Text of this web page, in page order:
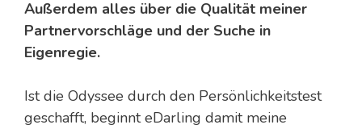
Außerdem alles über die Qualität meiner
Partnervorschläge und der Suche in
Eigenregie.
Ist die Odyssee durch den Persönlichkeitstest
geschafft, beginnt eDarling damit meine